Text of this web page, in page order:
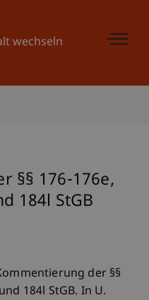
wechseln
§§ 176-176e,
184l StGB
der §§
184l StGB. In U.